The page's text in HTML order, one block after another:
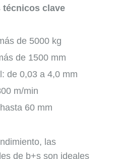
técnicos clave
de 5000 kg
de 1500 mm
de 0,03 a 4,0 mm
m/min
60 mm
las
de b+s son ideales